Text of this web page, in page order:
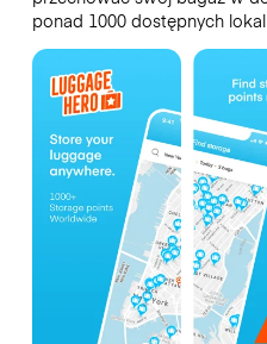
ponad 1000 dostępnych